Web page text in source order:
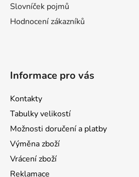
Slovníček pojmů
Hodnocení zákazníků
Informace pro vás
Kontakty
Tabulky velikostí
Možnosti doručení a platby
Výměna zboží
Vrácení zboží
Reklamace